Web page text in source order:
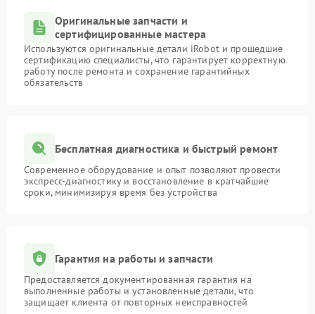
Оригинальные запчасти и
сертифицированные мастера
Используются оригинальные детали iRobot и прошедшие
сертификацию специалисты, что гарантирует корректную
работу после ремонта и сохранение гарантийных
обязательств
Бесплатная диагностика и быстрый ремонт
Современное оборудование и опыт позволяют провести
экспресс-диагностику и восстановление в кратчайшие
сроки, минимизируя время без устройства
Гарантия на работы и запчасти
Предоставляется документированная гарантия на
выполненные работы и установленные детали, что
защищает клиента от повторных неисправностей